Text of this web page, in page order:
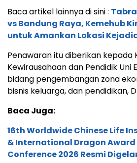
Baca artikel lainnya di sini :
vs Bandung Raya, Kemehub
untuk Amankan Lokasi
Penawaran itu diberikan kepada
Kewirausahaan dan Pendidik Uni
bidang pengembangan zona
bisnis keluarga, dan pendidikan,
Baca Juga:
16th Worldwide Chinese Life
& International Dragon Award
Conference 2026 Resmi